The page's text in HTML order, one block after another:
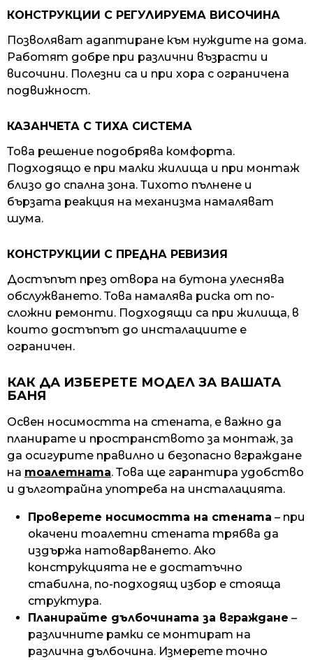
КОНСТРУКЦИИ С РЕГУЛИРУЕМА ВИСОЧИНА
Позволяват адаптиране към нуждите на дома.
Работят добре при различни възрасти и
височини. Полезни са и при хора с ограничена
подвижност.
КАЗАНЧЕТА С ТИХА СИСТЕМА
Това решение подобрява комфорта.
Подходящо е при малки жилища и при монтаж
близо до спална зона. Тихото пълнене и
бързата реакция на механизма намаляват
шума.
КОНСТРУКЦИИ С ПРЕДНА РЕВИЗИЯ
Достъпът през отвора на бутона улеснява
обслужването. Това намалява риска от по-
сложни ремонти. Подходящи са при жилища, в
които достъпът до инсталациите е
ограничен.
КАК ДА ИЗБЕРЕТЕ МОДЕЛ ЗА ВАШАТА
БАНЯ
Освен носимостта на стената, е важно да
планирате и пространството за монтаж, за
да осигурите правилно и безопасно вграждане
на тоалетната. Това ще гарантира удобство
и дълготрайна употреба на инсталацията.
Проверете носимостта на стената – при
окачени тоалетни стената трябва да
издържа натоварването. Ако
конструкцията не е достатъчно
стабилна, по-подходящ избор е стояща
структура.
Планирайте дълбочината за вграждане –
различните рамки се монтират на
различна дълбочина. Измерете точно